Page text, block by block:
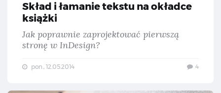
Skład i łamanie tekstu na okładce
książki
Jak poprawnie zaprojektować pierwszą
stronę w InDesign?
pon., 12.05.2014 4